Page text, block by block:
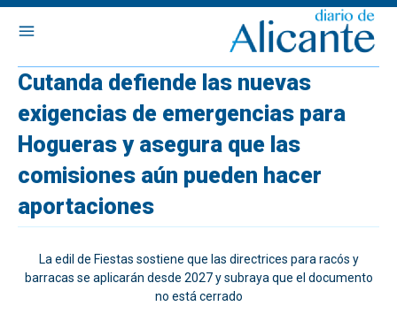
Cutanda defiende las nuevas
exigencias de emergencias para
Hogueras y asegura que las
comisiones aún pueden hacer
aportaciones
La edil de Fiestas sostiene que las directrices para racós y
barracas se aplicarán desde 2027 y subraya que el documento
no está cerrado